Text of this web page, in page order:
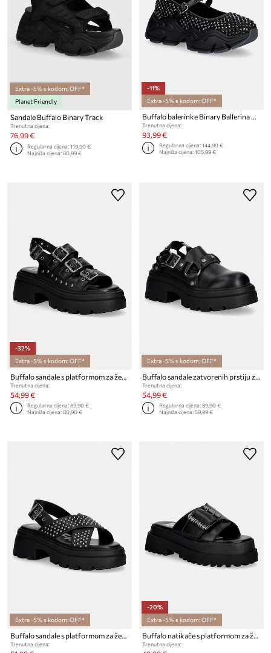
Extra -5% s kodom: OFF*
Planet Friendly
Sandale Buffalo Binary Track
Trenutna cijena:
76,99 €
Regularna cijena:119,90 €
Najniža cijena:80,99 €
-11%
Extra -5% s kodom: OFF*
Trenutna cijena:
93,99 €
Regularna cijena:144,90 €
Najniža cijena:105,99 €
-32%
Extra -5% s kodom: OFF*
Trenutna cijena:
54,99 €
Regularna cijena:89,90 €
Najniža cijena:80,90 €
Extra -5% s kodom: OFF*
Trenutna cijena:
54,99 €
Regularna cijena:89,90 €
Najniža cijena:59,99 €
Extra -5% s kodom: OFF*
Buffalo sandale s platformom za žene Vega Cross
Trenutna cijena:
-20%
Extra -5% s kodom: OFF*
Buffalo natikače s platformom za žene Pluto Slide Buckle
Trenutna cijena: